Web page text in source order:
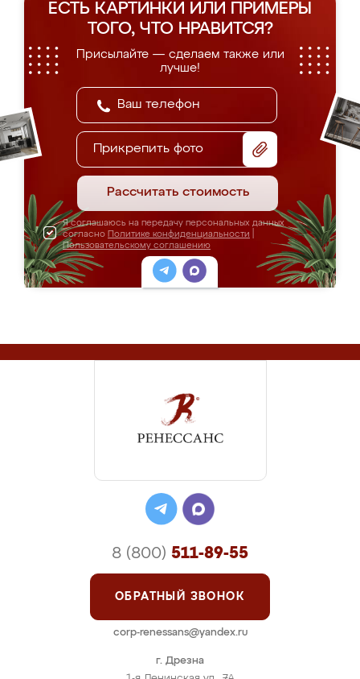
ЕСТЬ КАРТИНКИ ИЛИ ПРИМЕРЫ
ТОГО, ЧТО НРАВИТСЯ?
Присылайте — сделаем также или
лучше!
Прикрепить фото
Рассчитать стоимость
Я соглашаюсь на передачу персональных данных
согласно Политике конфиденциальности
Пользовательскому соглашению
г. Дрезна
8 (800) 511-89-55
ОБРАТНЫЙ ЗВОНОК
corp-renessans@yandex.ru